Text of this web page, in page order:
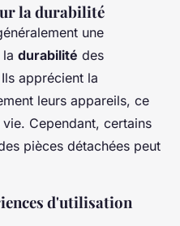
la durabilité
une
durabilité des
apprécient la
leurs appareils, ce
Cependant, certains
pièces détachées peut
d'utilisation